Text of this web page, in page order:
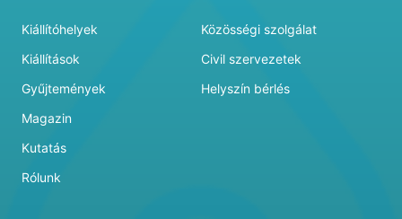
Kiállítóhelyek
Kiállítások
Gyűjtemények
Magazin
Kutatás
Rólunk
Közösségi szolgálat
Civil szervezetek
Helyszín bérlés